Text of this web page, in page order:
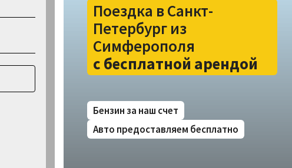
Поездка в Санкт-
Петербург из
Симферополя
с бесплатной арендой
Бензин за наш счет
Авто предоставляем бесплатно